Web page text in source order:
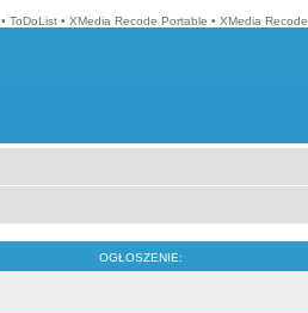
• ToDoList • XMedia Recode Portable • XMedia Recode
OGŁOSZENIE: